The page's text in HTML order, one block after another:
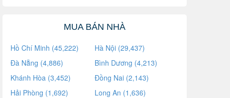
MUA BÁN NHÀ
Hồ Chí Minh (45,222)
Hà Nội (29,437)
Đà Nẵng (4,886)
Bình Dương (4,213)
Khánh Hòa (3,452)
Đồng Nai (2,143)
Hải Phòng (1,692)
Long An (1,636)